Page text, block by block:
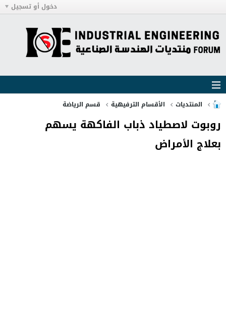
دخول أو تسجيل
المنتديات الأقسام الترفيهية قسم الرياضة
روبوت لاصطياد ذباب الفاكهة يسهم
بعلاج الأمراض